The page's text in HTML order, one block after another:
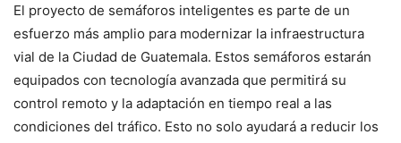
El proyecto de semáforos inteligentes es parte de un
esfuerzo más amplio para modernizar la infraestructura
vial de la Ciudad de Guatemala. Estos semáforos estarán
equipados con tecnología avanzada que permitirá su
control remoto y la adaptación en tiempo real a las
condiciones del tráfico. Esto no solo ayudará a reducir los